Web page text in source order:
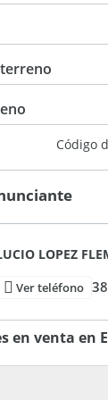
Código
LOPEZ
Ver teléfono
en venta en